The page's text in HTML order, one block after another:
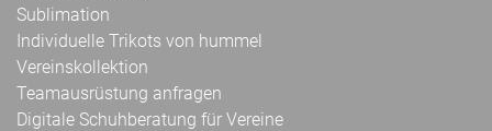
Sublimation
Individuelle Trikots von hummel
Vereinskollektion
Teamausrüstung anfragen
Digitale Schuhberatung für Vereine